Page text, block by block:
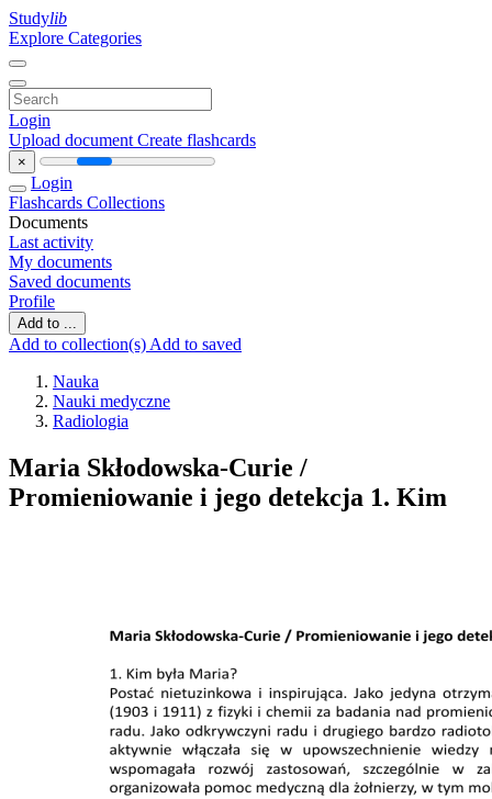
Studylib
Explore Categories
Login
Upload document Create flashcards
×
Login
Flashcards Collections
Documents
Last activity
My documents
Saved documents
Profile
Add to ...
Add to collection(s) Add to saved
Nauka
Nauki medyczne
Radiologia
Maria Skłodowska-Curie /
Promieniowanie i jego detekcja 1. Kim